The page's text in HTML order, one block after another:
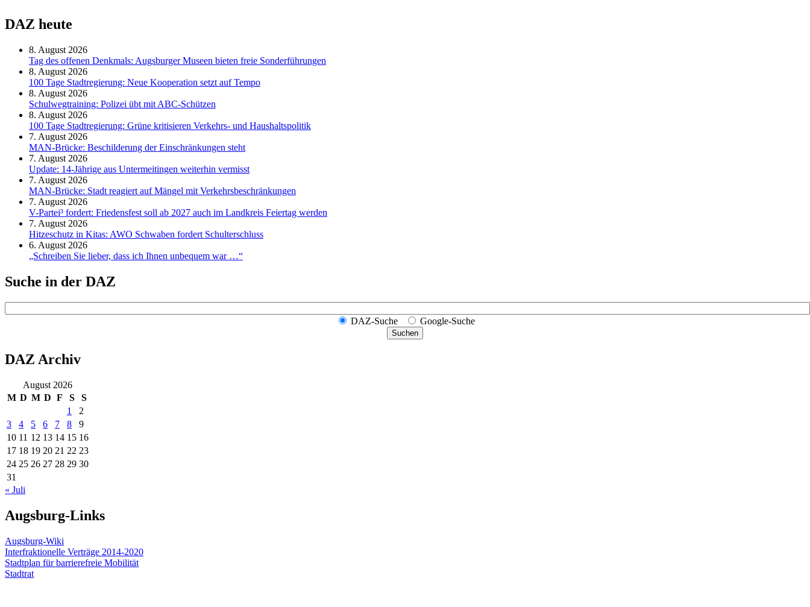
DAZ heute
8. August 2026
Tag des offenen Denkmals: Augsburger Museen bieten freie Sonderführungen
8. August 2026
100 Tage Stadtregierung: Neue Kooperation setzt auf Tempo
8. August 2026
Schul­weg­trai­ning: Poli­zei übt mit ABC-Schüt­zen
8. August 2026
100 Tage Stadtregierung: Grüne kritisieren Verkehrs- und Haushaltspolitik
7. August 2026
MAN-Brücke: Beschilderung der Einschränkungen steht
7. August 2026
Update: 14-Jährige aus Untermeitingen weiterhin vermisst
7. August 2026
MAN-Brücke: Stadt reagiert auf Mängel mit Verkehrsbeschränkungen
7. August 2026
V-Partei­³ fordert: Friedens­fest soll ab 2027 auch im Land­kreis Feier­tag werden
7. August 2026
Hitzeschutz in Kitas: AWO Schwaben fordert Schulterschluss
6. August 2026
„Schreiben Sie lieber, dass ich Ihnen unbequem war …“
Suche in der DAZ
DAZ-Suche Google-Suche
Suchen
DAZ Archiv
August 2026
M D M D F S
S
1
2
3
4 5 6 7 8
9
10 11 12 13 14 15 16
17 18 19 20 21 22 23
24 25 26 27 28 29 30
31
« Juli
Augsburg-Links
Augsburg-Wiki
Interfraktionelle Verträge 2014-2020
Stadtplan für barrierefreie Mobilität
Stadtrat